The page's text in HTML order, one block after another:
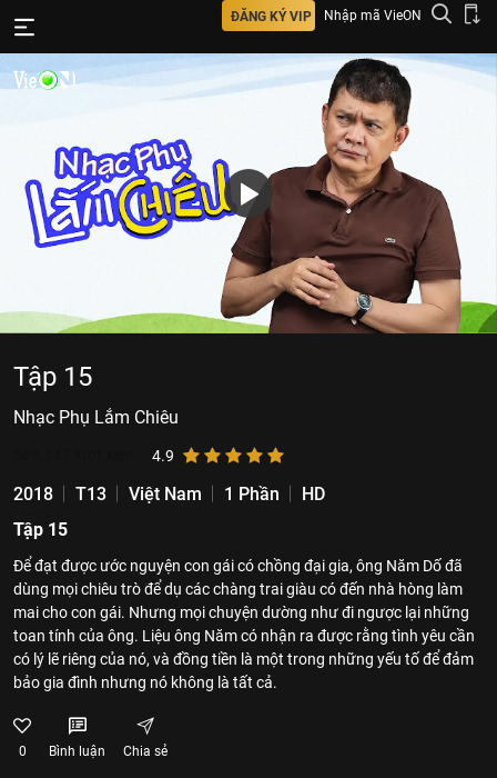
ĐĂNG KÝ VIP Nhập mã VieON
Tập 15
Nhạc Phụ Lắm Chiêu
4.9
2018 T13 Việt Nam 1 Phần
HD
Tập 15
Để đạt được ước nguyện con gái có chồng đại gia, ông Năm Dố đã
dùng mọi chiêu trò để dụ các chàng trai giàu có đến nhà hòng làm
mai cho con gái. Nhưng mọi chuyện dường như đi ngược lại những
toan tính của ông. Liệu ông Năm có nhận ra được rằng tình yêu cần
có lý lẽ riêng của nó, và đồng tiền là một trong những yếu tố để đảm
bảo gia đình nhưng nó không là tất cả.
0 Bình luận Chia sẻ